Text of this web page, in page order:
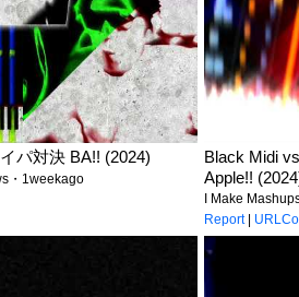
パ対決 BA!! (2024)
・1weekago
Black Midi
Apple!!
I Make
Report|